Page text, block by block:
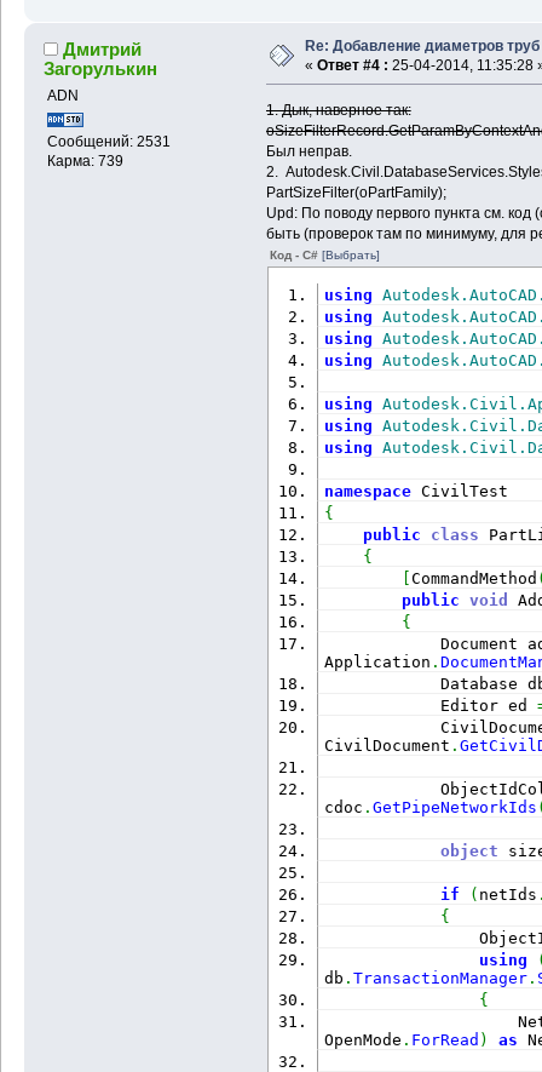
Дмитрий
Загорулькин
ADN
Сообщений: 2531
Карма: 739
Re: Добавление диаметров труб
« Ответ #4 : 25-04-2014, 11:35:28
1. Дык, наверное так:
Был неправ.
2.
PartSizeFilter(oPartFamily);
Upd: По поводу первого пункта см. код
быть (проверок там по минимуму, для
Код - C# [Выбрать]
using
using
using
using
using
using
using
namespace CivilTest
{
public
class
{
[CommandMethod
public
void
{
Document
Application .
Database
Editor ed
CivilDocument .
cdoc .GetPipeNetworkIds
object
if ( netIds
{
ObjectId
using
db .TransactionManager .
{
OpenMode . ForRead ) as